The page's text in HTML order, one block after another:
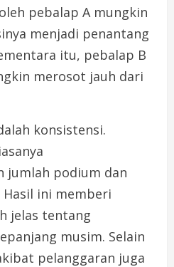
pebalap A mungkin
menjadi penantang
itu, pebalap B
merosot jauh dari
konsistensi.
jumlah podium dan
ini memberi
jelas tentang
musim. Selain
pelanggaran juga